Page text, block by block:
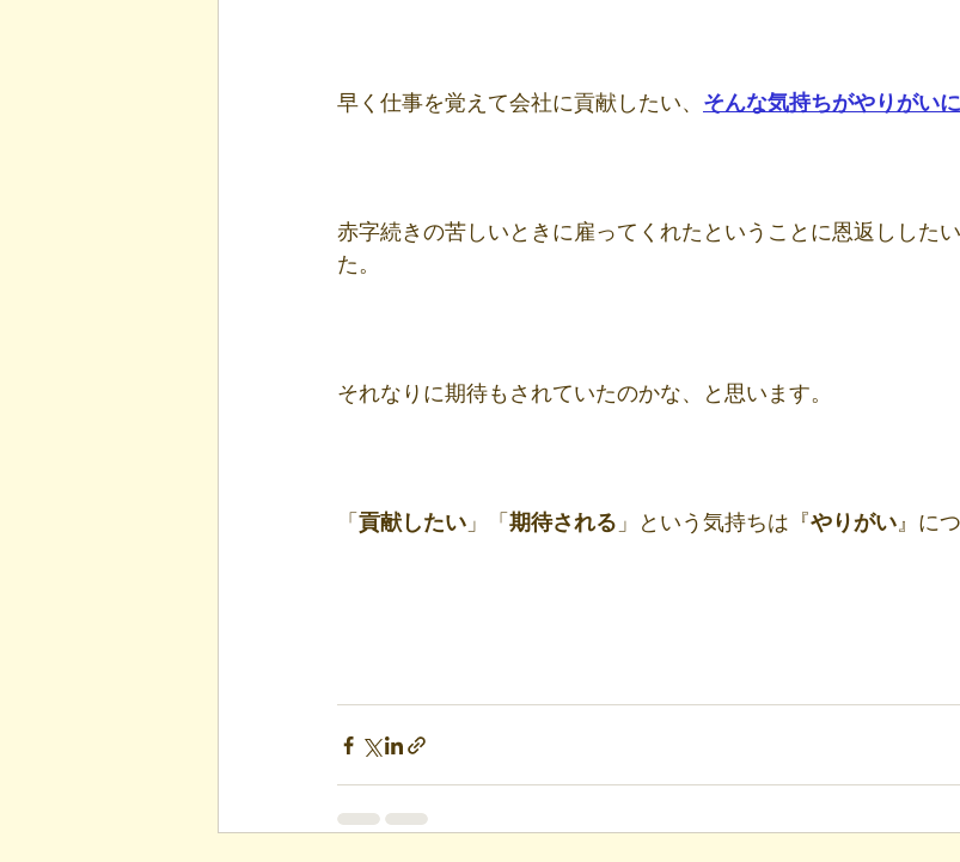
早く仕事を覚えて会社に貢献したい、 そんな気持ちがやりがい
赤字続きの苦しいときに雇ってくれたということに恩返しした
た。
それなりに期待もされていたのかな、と思います。
「 貢献したい 」「 期待される 」という気持ちは『やりがい』に